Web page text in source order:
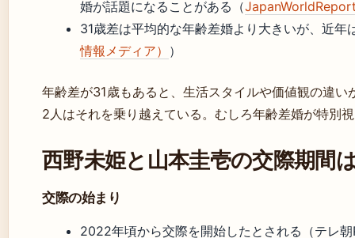
婚が話題になることがある（
31歳差は平均的な年齢差婚より大きいが、近年
情報メディア） ）
年齢差が31歳もあると、生活スタイルや価値観の違い
2人はそれを乗り越えている。むしろ年齢差婚が特別
西野未姫と山本圭壱の交際期間
交際の始まり
2022年頃から交際を開始したとされる（テレ